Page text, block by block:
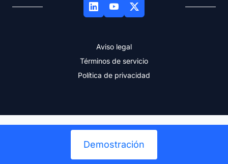
Aviso legal
Términos de servicio
Política de privacidad
Demostración